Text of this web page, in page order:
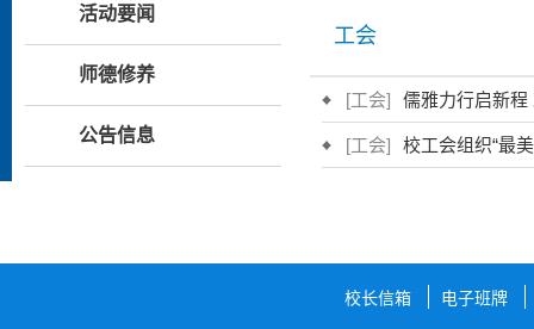
活动要闻
师德修养
公告信息
工会
[工会] 儒雅力行启新
[工会] 校工会组织“最
校长信箱 电子班牌